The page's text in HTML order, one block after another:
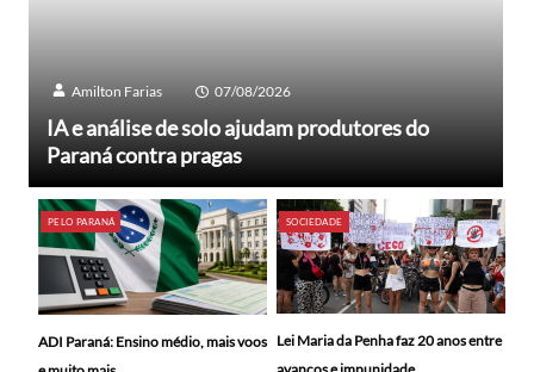
Amilton Farias 07/08/2026
IA e análise de solo ajudam produtores do
Paraná contra pragas
PELO PARANÁ
ADI Paraná: Ensino médio, mais voos
SOCIEDADE
Lei Maria da Penha faz 20 anos entre